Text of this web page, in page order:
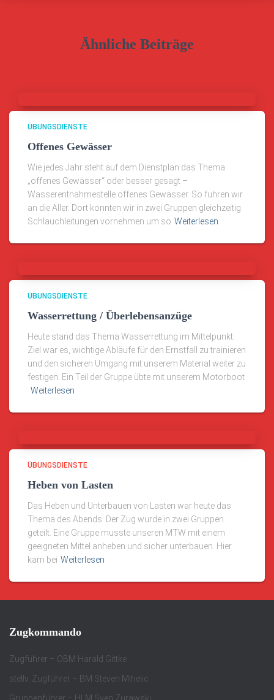
Ähnliche Beiträge
ÜBUNGSDIENSTE
Offenes Gewässer
Wie jedes Jahr steht auf dem Dienstplan das Thema
„offenes Gewässer“ oder besser gesagt –
Wasserentnahmestelle offenes Gewässer. So fuhren wir
an die Aller. Dort konnten wir in zwei Gruppen gleichzeitig
Schlauchleitungen vornehmen um so Weiterlesen
ÜBUNGSDIENSTE
Wasserrettung / Überlebensanzüge
Heute stand das Thema Wasserrettung im Mittelpunkt.
Ziel war es, wichtige Abläufe für den Ernstfall zu trainieren
und den sicheren Umgang mit unserem Material weiter zu
festigen. Ein Teil der Gruppe übte mit unserem Motorboot
Weiterlesen
ÜBUNGSDIENSTE
Heben von Lasten
Das Heben und Unterbauen von Lasten war heute das
Thema des Abends. Der Zug wurde in zwei Gruppen
geteilt. Eine Gruppe musste unseren MTW mit einem
geeigneten Mittel anheben und sicher unterbauen. Hier
kam bei Weiterlesen
Zugkommando
Zugführer – OBM Harald Gittke
stellv. Zugführer – BM Steven Mihelic